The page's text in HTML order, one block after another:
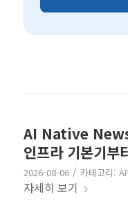
AI Native
인프라 기본기부
2026-08-06 / 카테고리:
자세히 보기